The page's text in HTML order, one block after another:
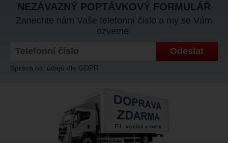
NEZÁVAZNÝ POPTÁVKOVÝ FORMULÁŘ
Zanechte nám Vaše telefonní číslo a my se Vám
ozveme.
Správa os. údajů dle GDPR